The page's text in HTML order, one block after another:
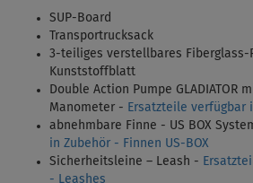
SUP-Board
Transportrucksack
3-teiliges verstellbares Fiberglass-
Kunststoffblatt
Double Action Pumpe GLADIATOR
Manometer - Ersatzteile verfügbar
abnehmbare Finne - US BOX
in Zubehör - Finnen US-BOX
Sicherheitsleine – Leash -
- Leashes